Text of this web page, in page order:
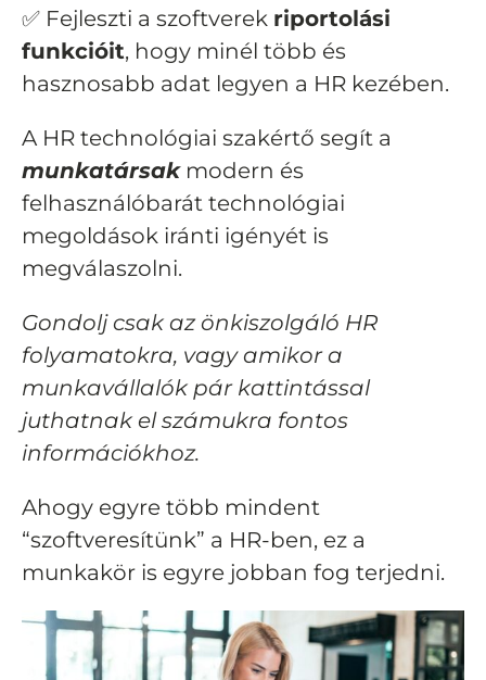
✅ Fejleszti a szoftverek riportolási
funkcióit, hogy minél több és
hasznosabb adat legyen a HR kezében.
A HR technológiai szakértő segít a
munkatársakmodern és
felhasználóbarát technológiai
megoldások iránti igényét is
megválaszolni.
Gondolj csak az önkiszolgáló HR
folyamatokra, vagy amikor a
munkavállalók pár kattintással
juthatnak el számukra fontos
információkhoz.
Ahogy egyre több mindent
“szoftveresítünk” a HR-ben, ez a
munkakör is egyre jobban fog terjedni.